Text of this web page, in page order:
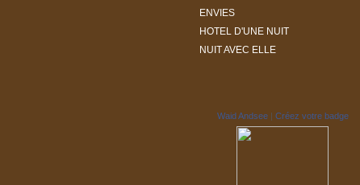
ENVIES
HOTEL D'UNE NUIT
NUIT AVEC ELLE
Waid Andsee| Créez votre badge